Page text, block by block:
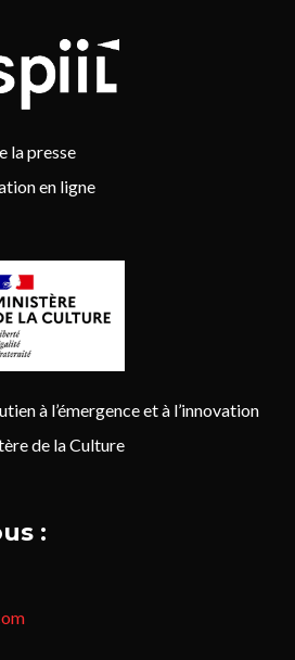
la presse
en ligne
à l’émergence et à l’innovation
de la Culture
: